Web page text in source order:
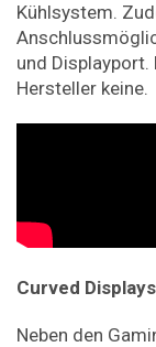
Kühlsystem.
und
Hersteller keine.
Curved
Neben den